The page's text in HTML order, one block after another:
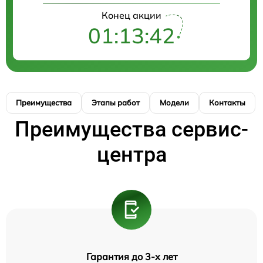
Конец акции
01:13:42
Преимущества Этапы работ Модели Контакты
Преимущества сервис-
центра
Гарантия до 3-х лет